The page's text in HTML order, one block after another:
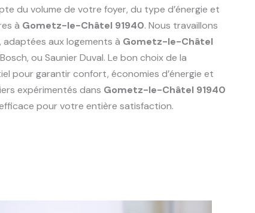
du volume de votre foyer, du type d’énergie et
à Gometz-le-Châtel 91940. Nous travaillons
aux logements à Gometz-le-Châtel
ou Saunier Duval. Le bon choix de la
pour garantir confort, économies d’énergie et
expérimentés dans Gometz-le-Châtel 91940
pour votre entière satisfaction.